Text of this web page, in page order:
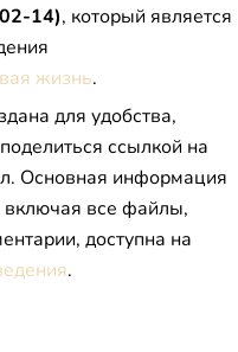
14), который является
жизнь.
для удобства,
ссылкой на
Основная информация
включая все файлы,
доступна на
.